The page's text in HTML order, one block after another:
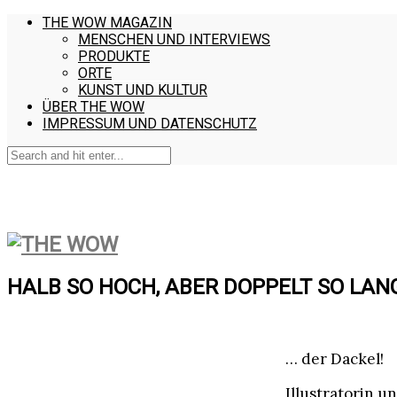
THE WOW MAGAZIN
MENSCHEN UND INTERVIEWS
PRODUKTE
ORTE
KUNST UND KULTUR
ÜBER THE WOW
IMPRESSUM UND DATENSCHUTZ
HALB SO HOCH, ABER DOPPELT SO
… der Dackel!